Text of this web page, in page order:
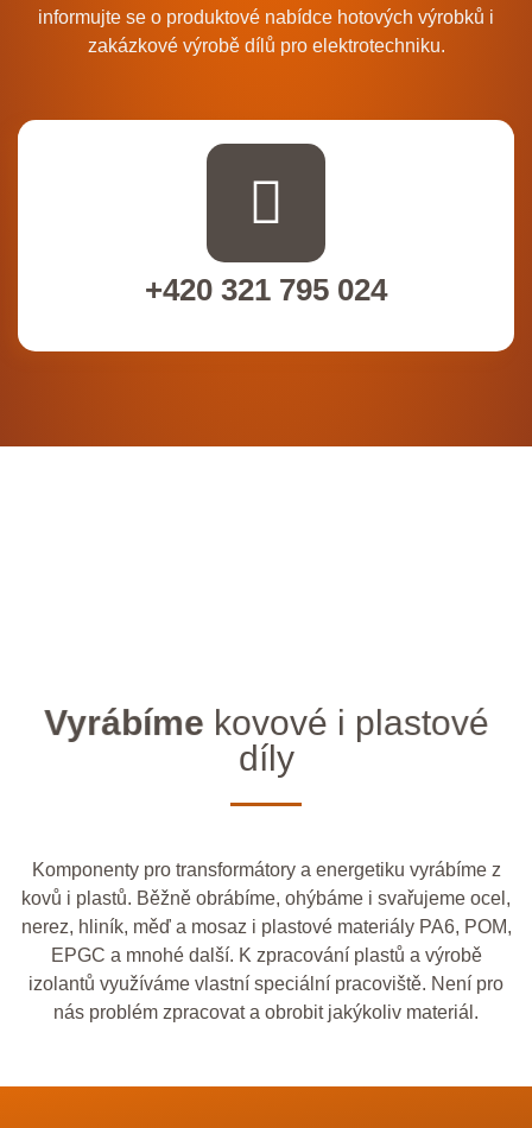
informujte se o produktové nabídce hotových výrobků i
zakázkové výrobě dílů pro elektrotechniku.
+420 321 795 024
Vyrábíme kovové i plastové
díly
Komponenty pro transformátory a energetiku vyrábíme z
kovů i plastů. Běžně obrábíme, ohýbáme i svařujeme ocel,
nerez, hliník, měď a mosaz i plastové materiály PA6, POM,
EPGC a mnohé další. K zpracování plastů a výrobě
izolantů využíváme vlastní speciální pracoviště. Není pro
nás problém zpracovat a obrobit jakýkoliv materiál.